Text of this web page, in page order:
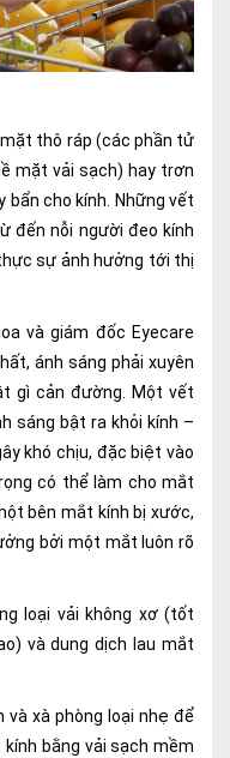
mặt thô ráp (các phần tử
mặt vải sạch) hay trơn
bẩn cho kính. Những vết
đến nỗi người đeo kính
sự ảnh hưởng tới thị
và giám đốc Eyecare
ánh sáng phải xuyên
gì cản đường. Một vết
sáng bật ra khỏi kính –
khó chịu, đặc biệt vào
có thể làm cho mắt
bên mắt kính bị xước,
bởi một mắt luôn rõ
loại vải không xơ (tốt
và dung dịch lau mắt
và xà phòng loại nhẹ để
bằng vải sạch mềm